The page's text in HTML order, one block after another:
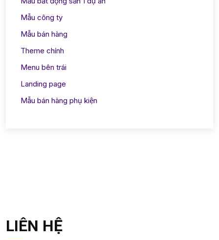
Mẫu công ty
Mẫu bán hàng
Theme chính
Menu bên trái
Landing page
Mẫu bán hàng phụ kiện
LIÊN HỆ